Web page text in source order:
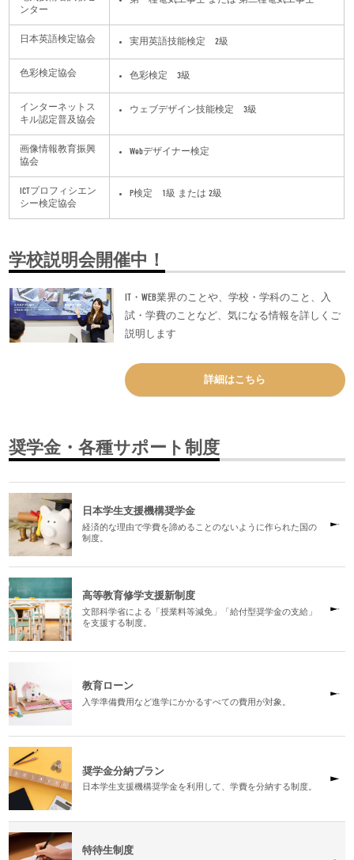
ンター
日本英語検定協会 実用英語技能検定 2級
色彩検定協会 色彩検定 3級
インターネットス
キル認定普及協会
ウェブデザイン技能検定 3級
画像情報教育振興
協会
Webデザイナー検定
ICTプロフィシエン
シー検定協会
P検定 1級 または 2級
学校説明会開催中！
IT・WEB業界のことや、学校・学科のこと、入
試・学費のことなど、気になる情報を詳しくご
説明します
詳細はこちら
奨学金・各種サポート制度
日本学生支援機構奨学金
経済的な理由で学費を諦めることのないように作られた国の
制度。
高等教育修学支援新制度
文部科学省による「授業料等減免」「給付型奨学金の支給」
を支援する制度。
教育ローン
入学準備費用など進学にかかるすべての費用が対象。
奨学金分納プラン
日本学生支援機構奨学金を利用して、学費を分納する制度。
特待生制度